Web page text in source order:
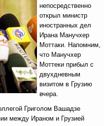
непосредственно
открыл министр
иностранных дел
Ирана Манучхер
Моттаки. Напомним,
что Манучхер
Моттеки прибыл с
двухдневным
визитом в Грузию
вчера.
Григолом Вашадзе
между Ираном и Грузией